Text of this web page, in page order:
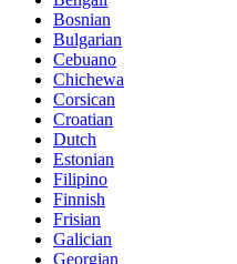
Bosnian
Bulgarian
Cebuano
Chichewa
Corsican
Croatian
Dutch
Estonian
Filipino
Finnish
Frisian
Galician
Georgian